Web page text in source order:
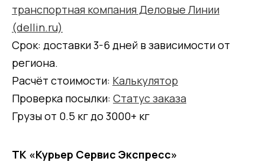
транспортная компания Деловые Линии
(dellin.ru)
Срок: доставки 3-6 дней в зависимости от
региона.
Расчёт стоимости: Калькулятор
Проверка посылки: Статус заказа
Грузы от 0.5 кг до 3000+ кг
ТК «Курьер Сервис Экспресс»